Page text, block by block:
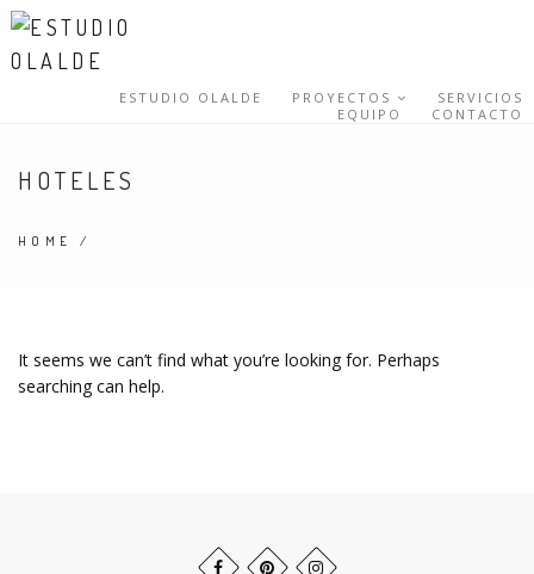
ESTUDIO OLALDE PROYECTOS
SERVICIOS
EQUIPO
CONTACTO
HOTELES
HOME /
It seems we can’t find what you’re looking for. Perhaps
searching can help.